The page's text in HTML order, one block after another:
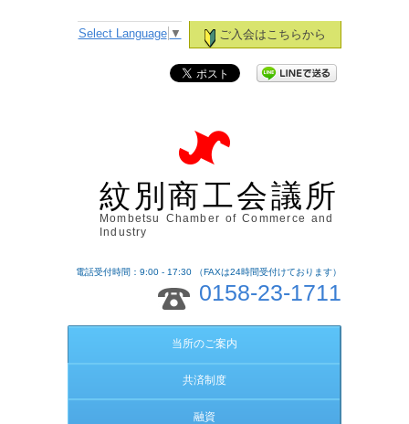
ご入会はこちらから
Select Language ▼
紋別商工会議所
Mombetsu Chamber of Commerce and
Industry
電話受付時間：9:00 - 17:30 （FAXは24時間受付けております）
0158-23-1711
当所のご案内
共済制度
融資